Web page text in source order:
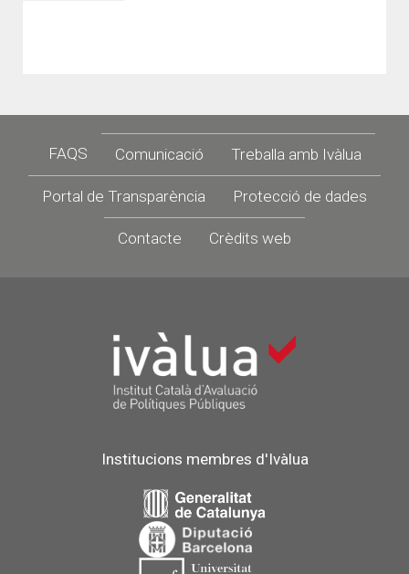
Footer
FAQS Comunicació Treballa amb Ivàlua
Portal de Transparència Protecció de dades
Contacte Crèdits web
Institucions membres d'Ivàlua